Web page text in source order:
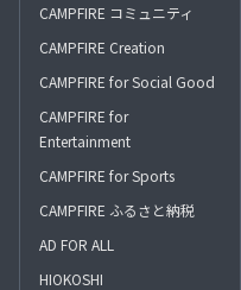
CAMPFIRE コミュニティ
CAMPFIRE Creation
CAMPFIRE for Social Good
CAMPFIRE for
Entertainment
CAMPFIRE for Sports
CAMPFIRE ふるさと納税
AD FOR ALL
HIOKOSHI